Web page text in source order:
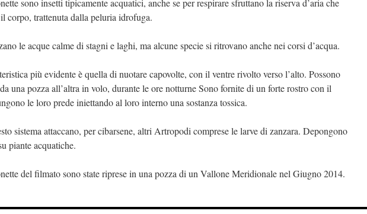
sono insetti tipicamente acquatici, anche se per respirare sfruttano la riserva d’aria che
corpo, trattenuta dalla peluria idrofuga.
le acque calme di stagni e laghi, ma alcune specie si ritrovano anche nei corsi d’acqua.
più evidente è quella di nuotare capovolte, con il ventre rivolto verso l’alto. Possono
una pozza all’altra in volo, durante le ore notturne Sono fornite di un forte rostro con il
le loro prede iniettando al loro interno una sostanza tossica.
sistema attaccano, per cibarsene, altri Artropodi comprese le larve di zanzara. Depongono
piante acquatiche.
del filmato sono state riprese in una pozza di un Vallone Meridionale nel Giugno 2014.